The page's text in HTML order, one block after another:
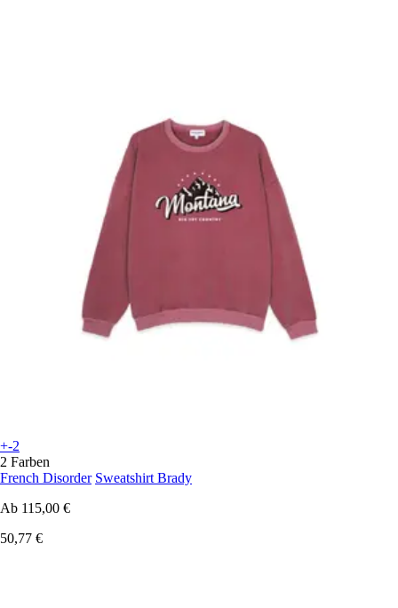
+-2
2 Farben
French Disorder Sweatshirt Brady
Ab 115,00 €
50,77 €